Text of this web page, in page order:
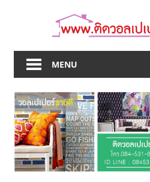
MENU